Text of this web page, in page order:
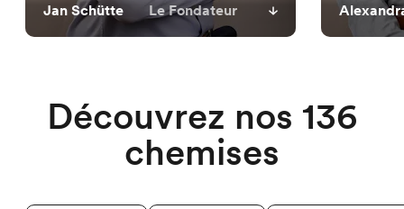
Jan Schütte Le Fondateur
Découvrez nos 136
chemises
Chemises Business